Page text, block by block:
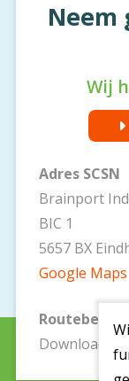
Neem
Wij
Adres SCSN
Brainport
BIC 1
5657 BX
Google Maps
Download